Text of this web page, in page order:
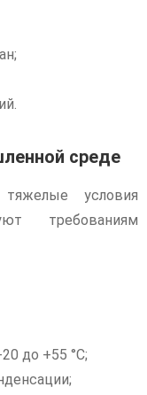
среде
условия
требованиям
до +55 °C;